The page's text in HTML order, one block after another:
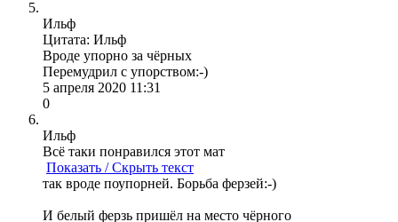
Ильф
Цитата: Ильф
Вроде упорно за чёрных
Перемудрил с упорством:-)
5 апреля 2020 11:31
0
Ильф
Всё таки понравился этот мат
Показать / Скрыть текст
так вроде поупорней. Борьба ферзей:-)
И белый ферзь пришёл на место чёрного